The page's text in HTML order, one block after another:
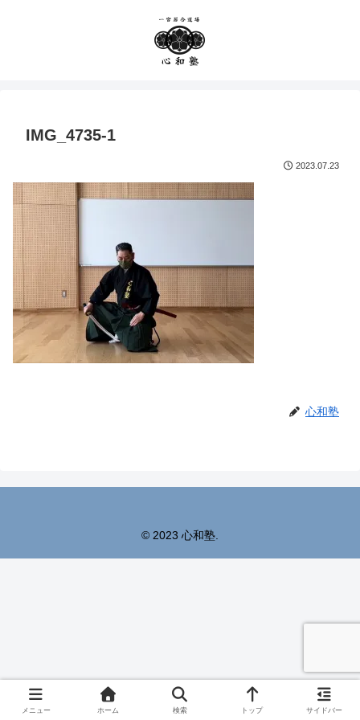
IMG_4735-1
2023.07.23
心和塾
© 2023 心和塾.
メニュー ホーム 検索 トップ サイドバー